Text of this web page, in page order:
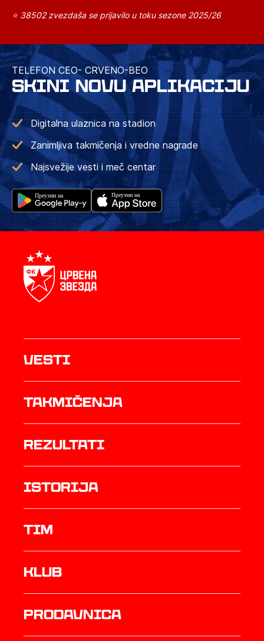
⭐ 38502 zvezdaša se prijavilo u toku sezone 2025/26
TELEFON CEO- CRVENO-BEO
SKINI NOVU APLIKACIJU
Digitalna ulaznica na stadion
Zanimljiva takmičenja i vredne nagrade
Najsvežije vesti i meč centar
Vesti
Takmičenja
rezultati
istorija
TIM
Klub
prodavnica